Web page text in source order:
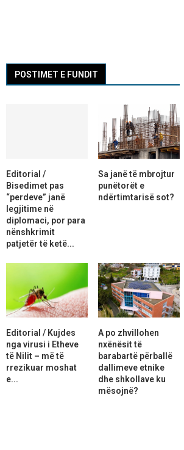
POSTIMET E FUNDIT
Editorial /
Bisedimet pas
“perdeve” janë
legjitime në
diplomaci, por para
nënshkrimit
patjetër të ketë...
Sa janë të mbrojtur
punëtorët e
ndërtimtarisë sot?
Editorial / Kujdes
nga virusi i Etheve
të Nilit – më të
rrezikuar moshat
e...
A po zhvillohen
nxënësit të
barabartë përballë
dallimeve etnike
dhe shkollave ku
mësojnë?